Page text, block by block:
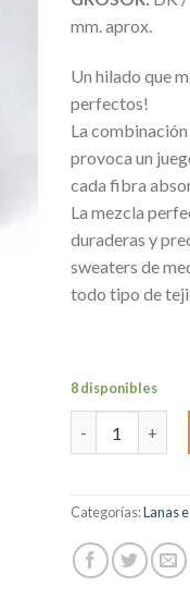
mm. aprox.
Un hilado que
perfectos!
La
provoca un
cada fibra
La mezcla
duraderas y
sweaters de
todo tipo de
8 disponibles
Lino con
Categorías:Lanas